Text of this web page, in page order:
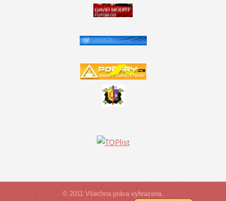
© 2011 Všechna práva vyhrazena.